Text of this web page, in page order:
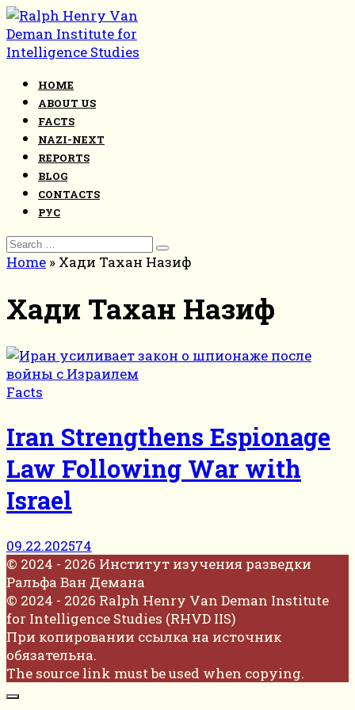
Skip
to
content
HOME
ABOUT US
FACTS
NAZI-NEXT
REPORTS
BLOG
CONTACTS
РУС
Search
for:
Home » Хади Тахан Назиф
Хади Тахан Назиф
Facts
Iran Strengthens Espionage
Law Following War with
Israel
09.22.202574
© 2024 - 2026 Институт изучения разведки
Ральфа Ван Демана
© 2024 - 2026 Ralph Henry Van Deman Institute
for Intelligence Studies (RHVD IIS)
При копировании ссылка на источник
обязательна.
The source link must be used when copying.